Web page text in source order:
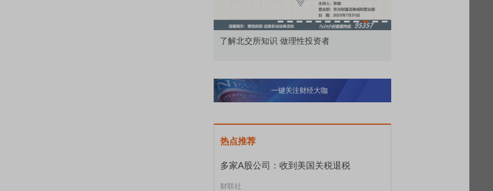
了解北交所知识 做理性投资者 市价委托那么多种，究竟怎么用？
一键关注财经大咖
热点推荐
多家A股公司：收到美国关税退税
财联社